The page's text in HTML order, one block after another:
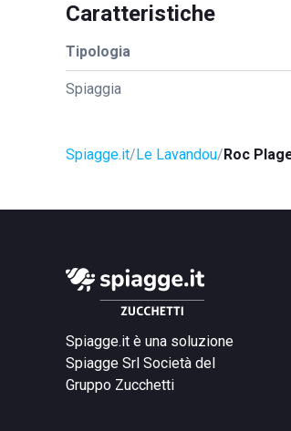
Caratteristiche
Tipologia
Spiaggia
Spiagge.it Le Lavandou Roc
Spiagge.it è una soluzione
Spiagge Srl Società del
Gruppo Zucchetti